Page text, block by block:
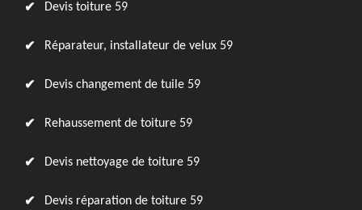
Devis toiture 59
Réparateur, installateur de velux 59
Devis changement de tuile 59
Rehaussement de toiture 59
Devis nettoyage de toiture 59
Devis réparation de toiture 59